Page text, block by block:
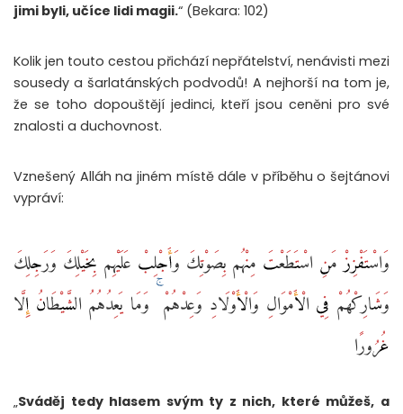
jimi byli, učíce lidi magii.“ (Bekara: 102)
Kolik jen touto cestou přichází nepřátelství, nenávisti mezi
sousedy a šarlatánských podvodů! A nejhorší na tom je,
že se toho dopouštějí jedinci, kteří jsou ceněni pro své
znalosti a duchovnost.
Vznešený Alláh na jiném místě dále v příběhu o šejtánovi
vypráví:
وَاسْتَفْزِزْ مَنِ اسْتَطَعْتَ مِنْهُم بِصَوْتِكَ وَأَجْلِبْ عَلَيْهِم بِخَيْلِكَ وَرَجِلِكَ
وَشَارِكْهُمْ فِي الْأَمْوَالِ وَالْأَوْلَادِ وَعِدْهُمْ ۚ وَمَا يَعِدُهُمُ الشَّيْطَانُ إِلَّا
غُرُورًا
„Sváděj tedy hlasem svým ty z nich, které můžeš, a